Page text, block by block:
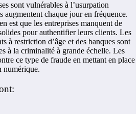
sont vulnérables à l’usurpation
augmentent chaque jour en fréquence.
est que les entreprises manquent de
pour authentifier leurs clients. Les
à restriction d’âge et des banques sont
à la criminalité à grande échelle. Les
ce type de fraude en mettant en place
numérique.